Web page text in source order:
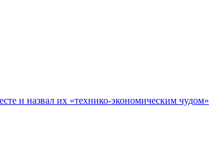
и назвал их «технико-экономическим чудом»